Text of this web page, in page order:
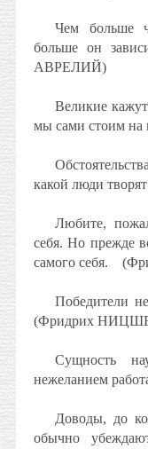
Чем больше
больше он
АВРЕЛИЙ)
Великие
мы сами стоим на
какой люди
Любите,
себя. Но прежде
самого себя.
Победители
(Фридрих
Сущность
нежеланием
Доводы, до
обычно